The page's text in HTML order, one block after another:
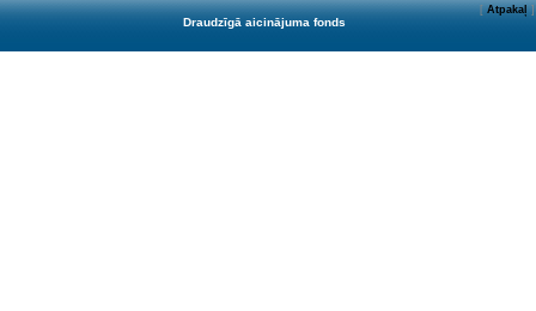
[Atpakaļ]
Draudzīgā aicinājuma fonds